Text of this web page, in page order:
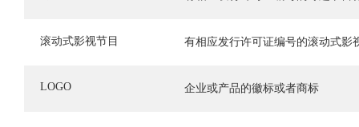
滚动式影视节目 有相应发行许可证编号的滚动式影
LOGO 企业或产品的徽标或者商标